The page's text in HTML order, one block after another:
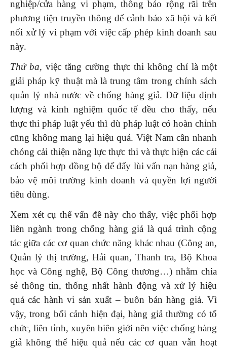
nghiệp/cửa hàng vi phạm, thông báo rộng rãi trên
phương tiện truyền thông để cảnh báo xã hội và kết
nối xử lý vi phạm với việc cấp phép kinh doanh sau
này.
Thứ ba,việc tăng cường thực thi không chỉ là một
giải pháp kỹ thuật mà là trung tâm trong chính sách
quản lý nhà nước về chống hàng giả. Dữ liệu định
lượng và kinh nghiệm quốc tế đều cho thấy, nếu
thực thi pháp luật yếu thì dù pháp luật có hoàn chỉnh
cũng không mang lại hiệu quả. Việt Nam cần nhanh
chóng cải thiện năng lực thực thi và thực hiện các cải
cách phối hợp đồng bộ để đẩy lùi vấn nạn hàng giả,
bảo vệ môi trường kinh doanh và quyền lợi người
tiêu dùng.
Xem xét cụ thể vấn đề này cho thấy, việc phối hợp
liên ngành trong chống hàng giả là quá trình cộng
tác giữa các cơ quan chức năng khác nhau (Công an,
Quản lý thị trường, Hải quan, Thanh tra, Bộ Khoa
học và Công nghệ, Bộ Công thương…) nhằm chia
sẻ thông tin, thống nhất hành động và xử lý hiệu
quả các hành vi sản xuất – buôn bán hàng giả. Vì
vậy, trong bối cảnh hiện đại, hàng giả thường có tổ
chức, liên tỉnh, xuyên biên giới nên việc chống hàng
giả không thể hiệu quả nếu các cơ quan vẫn hoạt